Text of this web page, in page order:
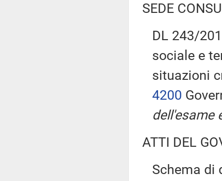
SEDE
DL 243/
sociale e
situazioni
4200
dell'esame
ATTI DEL
Schema di